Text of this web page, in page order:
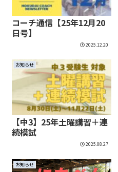
コーチ通信【25年12月20
日号】
2025.12.20
お知らせ
【中3】25年土曜講習＋連
続模試
2025.08.27
お知らせ